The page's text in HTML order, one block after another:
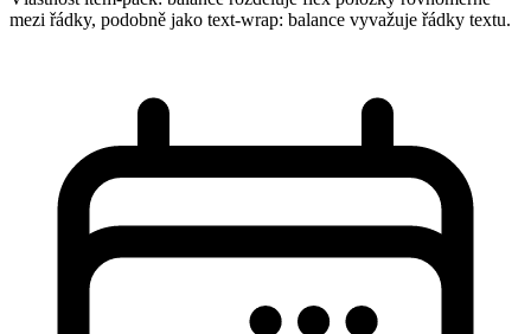
mezi řádky, podobně jako text-wrap: balance vyvažuje řádky textu.